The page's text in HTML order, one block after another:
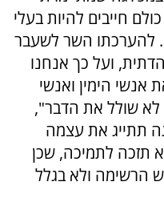
חייבים להיות בעלי
להערכתו השר לשעבר
ועל כך אנחנו
אנשי הימין ואנשי
לא שולל את הדבר",
תתייג את עצמה
תזכה לתמיכה, שכן
הרשימה ולא בגלל